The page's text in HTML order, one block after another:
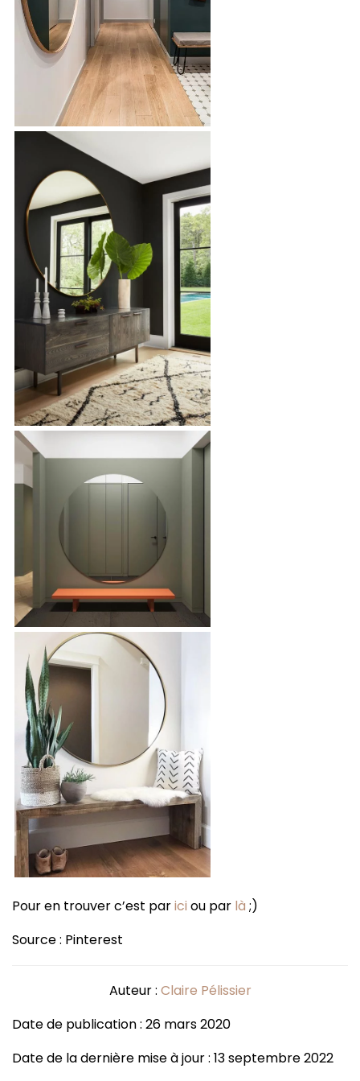
Pour en trouver c’est parici ou par là ;)
Source : Pinterest
Auteur : Claire Pélissier
Date de publication : 26 mars 2020
Date de la dernière mise à jour : 13 septembre 2022